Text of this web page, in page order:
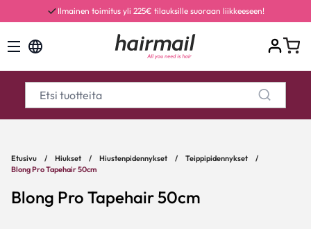
Ilmainen toimitus yli 225€ tilauksille suoraan liikkeeseen!
Etusivu / Hiukset / Hiustenpidennykset / Teippipidennykset
/
Blong Pro Tapehair 50cm
Blong Pro Tapehair 50cm